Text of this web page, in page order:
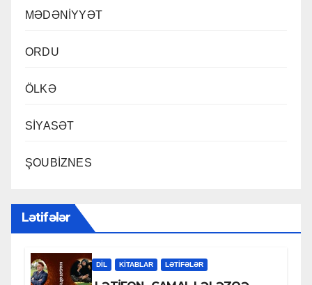
MƏDƏNİYYƏT
ORDU
ÖLKƏ
SİYASƏT
ŞOUBİZNES
Lətifələr
DİL KİTABLAR LƏTIFƏLƏR